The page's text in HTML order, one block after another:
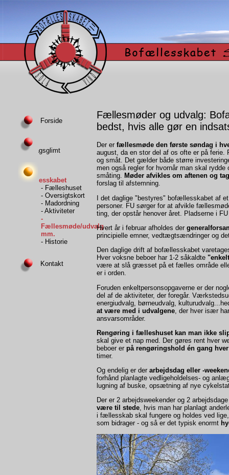
Forside
Hverdagsglimt
Bofællesskabet
- Fælleshuset
- Oversigtskort
- Madordning
- Aktiviteter
-
Fællesmøde/udvalg
mm.
- Historie
Kontakt
Fællesmøder og udvalg:
bedst, hvis alle gør en
Der er fællesmøde den første søndag i
august, da en stor del af os ofte er på
og småt. Det gælder både større
men også regler for hvornår man skal rydde
småting. Møder afvikles om aftenen og
forslag til afstemning.
I det daglige "bestyres" bofællesskabet af
personer. FU sørger for at afvikle
ting, der opstår henover året. Pladserne i
Hvert år i februar afholdes der
principielle emner, vedtægtsændringer og
Den daglige drift af bofællesskabet
Hver voksne beboer har 1-2 såkaldte
være at slå græsset på et fælles område
er i orden.
Foruden enkeltpersonsopgaverne er der
del af de aktiviteter, der foregår.
energiudvalg, børneudvalg,
at være med i udvalgene , der hver især
ansvarsområder.
Rengøring i fælleshuset kan man ikke
skal give et nap med. Der gøres rent hver
beboer er på rengøringshold én gang
timer.
Og endelig er der arbejdsdag eller -
forhånd planlagte vedligeholdelses- og
lugning af buske, opsætning af nye
Der er 2 arbejdsweekender og 2
være til stede, hvis man har planlagt
i fællesskab skal fungere og holdes ved
som bidrager - og så er det typisk enormt